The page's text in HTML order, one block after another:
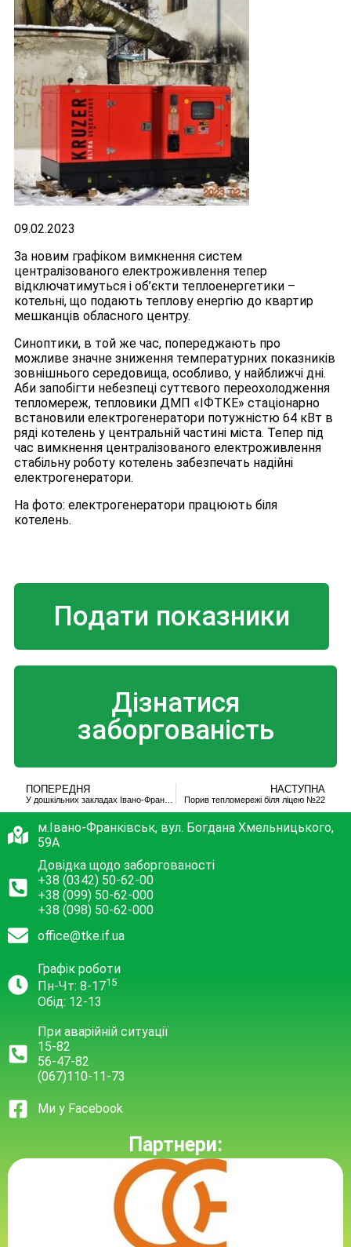
09.02.2023
За новим графіком вимкнення систем
централізованого електроживлення тепер
відключатимуться і об’єкти теплоенергетики –
котельні, що подають теплову енергію до квартир
мешканців обласного центру.
Синоптики, в той же час, попереджають про
можливе значне зниження температурних показників
зовнішнього середовища, особливо, у найближчі дні.
Аби запобігти небезпеці суттєвого переохолодження
тепломереж, тепловики ДМП «ІФТКЕ» стаціонарно
встановили електрогенератори потужністю 64 кВт в
ряді котелень у центральній частині міста. Тепер під
час вимкнення централізованого електроживлення
стабільну роботу котелень забезпечать надійні
електрогенератори.
На фото: електрогенератори працюють біля
котелень.
Подати показники
Дізнатися
заборгованість
ПОПЕРЕДНЯ НАСТУПНА
Порив тепломережі біля ліцею №22
м.Івано-Франківськ, вул. Богдана Хмельницького,
59А
Довідка щодо заборгованості
+38 (0342) 50-62-00
+38 (099) 50-62-000
+38 (098) 50-62-000
office@tke.if.ua
Графік роботи
Пн-Чт: 8-1715
Обід: 12-13
При аварійній ситуації
15-82
56-47-82
(067)110-11-73
Ми у Facebook
Партнери: